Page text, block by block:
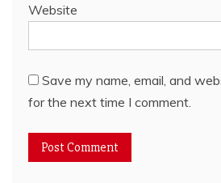
Website
Save my name, email, and
for the next time I comment.